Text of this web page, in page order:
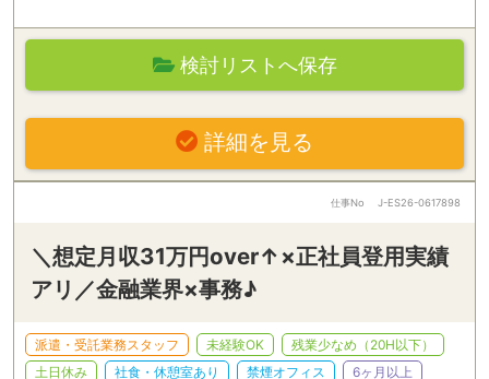
検討リストへ保存
詳細を見る
仕事No J-ES26-0617898
＼想定月収31万円over↑×正社員登用実績
アリ／金融業界×事務♪
派遣・受託業務スタッフ 未経験OK
残業少なめ（20H以下）
土日休み
社食・休憩室あり 禁煙オフィス 6ヶ月以上